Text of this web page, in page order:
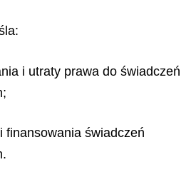
i utraty prawa do świadczeń
finansowania świadczeń